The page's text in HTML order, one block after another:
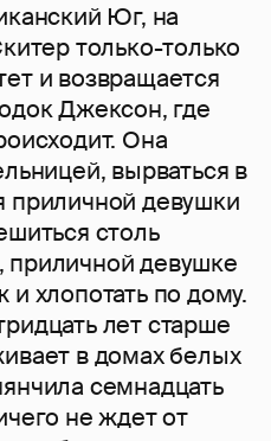
Юг, на
только-только
и возвращается
Джексон, где
Она
вырваться в
девушки
столь
девушке
хлопотать по дому.
лет старше
в домах белых
семнадцать
не ждет от